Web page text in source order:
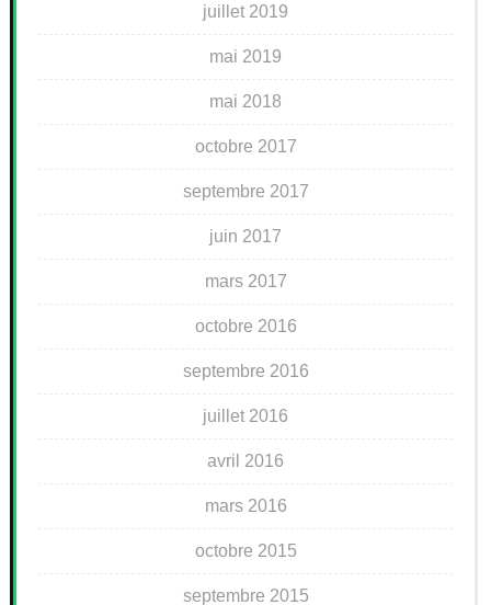
juillet 2019
mai 2019
mai 2018
octobre 2017
septembre 2017
juin 2017
mars 2017
octobre 2016
septembre 2016
juillet 2016
avril 2016
mars 2016
octobre 2015
septembre 2015